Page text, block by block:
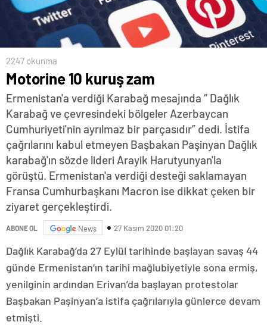
2247 okunma
Motorine 10 kuruş zam
Ermenistan'a verdiği Karabağ mesajında “ Dağlık
Karabağ ve çevresindeki bölgeler Azerbaycan
Cumhuriyeti'nin ayrılmaz bir parçasıdır” dedi. İstifa
çağrılarını kabul etmeyen Başbakan Paşinyan Dağlık
karabağ'ın sözde lideri Arayik Harutyunyan'la
görüştü. Ermenistan'a verdiği desteği saklamayan
Fransa Cumhurbaşkanı Macron ise dikkat çeken bir
ziyaret gerçekleştirdi.
ABONE OL News 27 Kasım 2020 01:20
Dağlık Karabağ’da 27 Eylül tarihinde başlayan savaş 44
günde Ermenistan’ın tarihi mağlubiyetiyle sona ermiş,
yenilginin ardından Erivan’da başlayan protestolar
Başbakan Paşinyan’a istifa çağrılarıyla günlerce devam
etmişti.